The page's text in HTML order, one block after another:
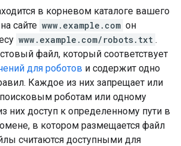
в корневом каталоге вашего
сайте www.example.com он
www.example.com/robots.txt .
файл, который соответствует
для роботов и содержит одно
Каждое из них запрещает или
роботам или одному
них доступ к определенному пути в
в котором размещается файл
считаются доступными для